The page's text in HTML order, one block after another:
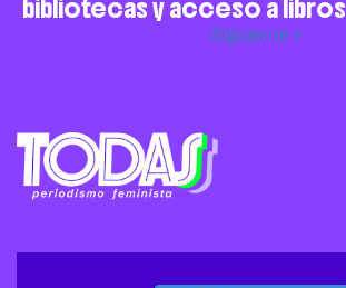
bibliotecas y acceso a libros
Siguiente »